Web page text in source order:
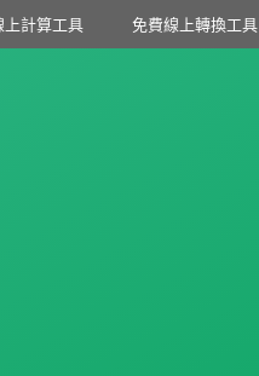
上計算工具 免費線上轉換工具